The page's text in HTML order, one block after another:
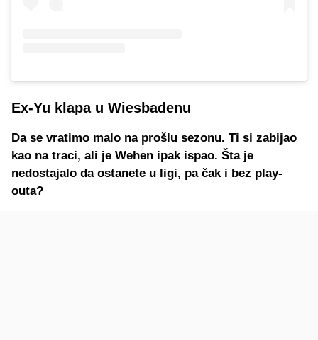
Ex-Yu klapa u Wiesbadenu
Da se vratimo malo na prošlu sezonu. Ti si zabijao
kao na traci, ali je Wehen ipak ispao. Šta je
nedostajalo da ostanete u ligi, pa čak i bez play-
outa?